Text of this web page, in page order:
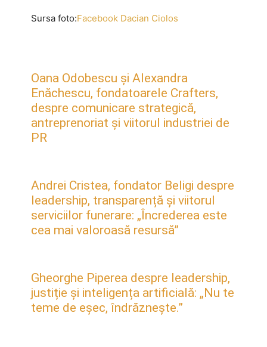
Sursa foto:Facebook Dacian Ciolos
Oana Odobescu și Alexandra
Enăchescu, fondatoarele Crafters,
despre comunicare strategică,
antreprenoriat și viitorul industriei de
PR
Andrei Cristea, fondator Beligi despre
leadership, transparență și viitorul
serviciilor funerare: „Încrederea este
cea mai valoroasă resursă”
Gheorghe Piperea despre leadership,
justiție și inteligența artificială: „Nu te
teme de eșec, îndrăznește.”